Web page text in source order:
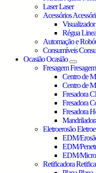
LaserLaser
Acessórios
Régua
Automação e
Consumíveis
OcasiãoOcasião
FresagemFresagem
Centro de
Centro de
Fresadora
Fresadora
Fresadora
Eletroerosão
EDM/
EDM/
EDM/
Retificadora